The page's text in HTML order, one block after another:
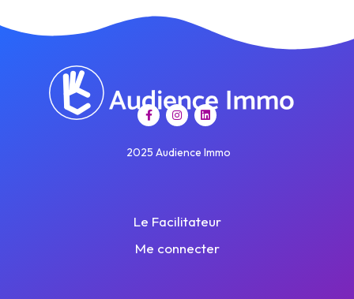
2025 Audience Immo
Le Facilitateur
Me connecter